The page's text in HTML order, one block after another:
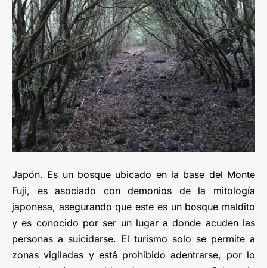
Japón. Es un bosque ubicado en la base del Monte
Fuji, es asociado con demonios de la mitología
japonesa, asegurando que este es un bosque maldito
y es conocido por ser un lugar a donde acuden las
personas a suicidarse. El turismo solo se permite a
zonas vigiladas y está prohibido adentrarse, por lo